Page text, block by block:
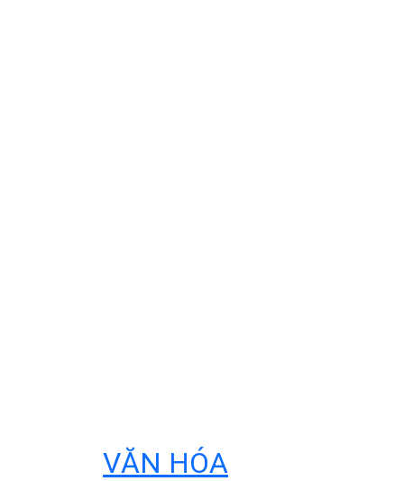
VĂN HÓA